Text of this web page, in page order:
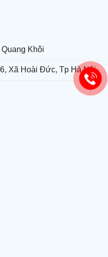
Khôi
Xã Hoài Đức, Tp Hà Nội